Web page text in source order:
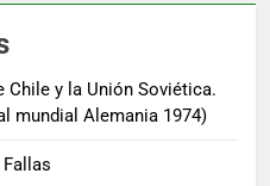
Chile y la Unión Soviética.
mundial Alemania 1974)